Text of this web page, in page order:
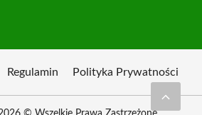
Regulamin Polityka Prywatności